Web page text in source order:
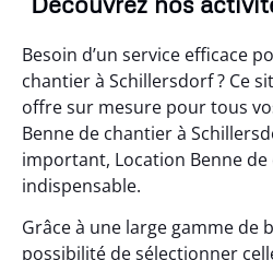
Besoin d’un service efficace
chantier à Schillersdorf ? Ce
offre sur mesure pour tous
Benne de chantier à
important, Location Benne
indispensable.
Grâce à une large gamme de
possibilité de sélectionner